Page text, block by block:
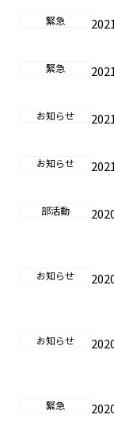
緊急
緊急
お知らせ
お知らせ
部活動
お知らせ
お知らせ
緊急